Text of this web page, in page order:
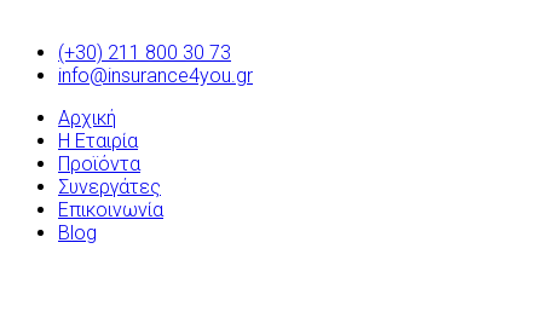
(+30) 211 800 30 73
info@insurance4you.gr
Αρχική
Η Εταιρία
Προϊόντα
Συνεργάτες
Επικοινωνία
Blog